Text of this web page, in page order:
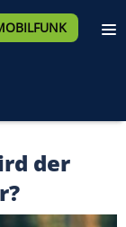
der